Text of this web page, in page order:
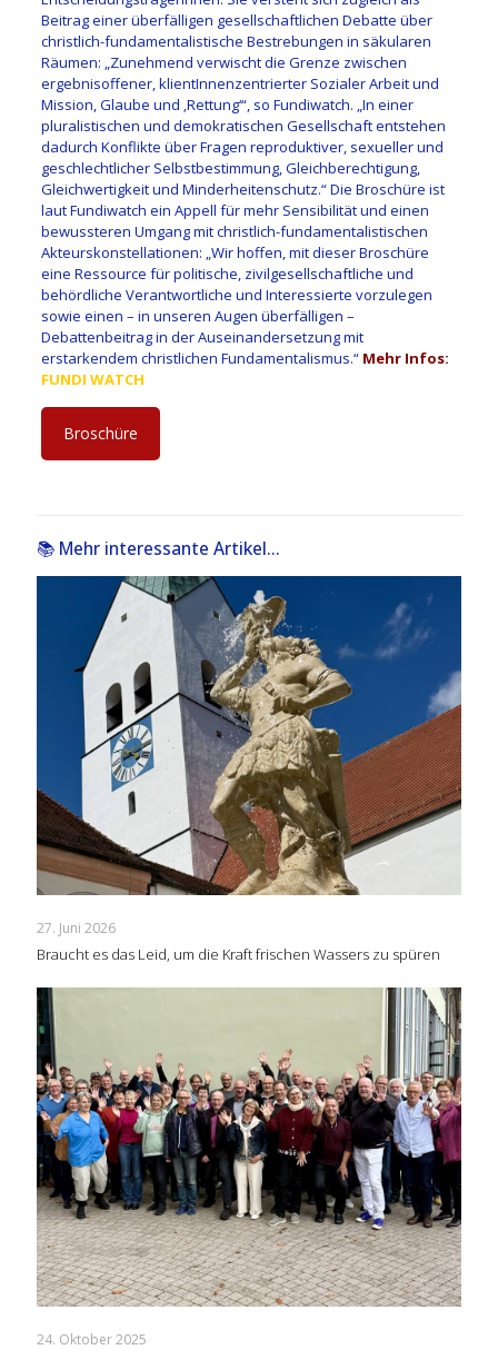
Beitrag einer überfälligen gesellschaftlichen Debatte über
christlich-fundamentalistische Bestrebungen in säkularen
Räumen: „Zunehmend verwischt die Grenze zwischen
ergebnisoffener, klientInnenzentrierter Sozialer Arbeit und
Mission, Glaube und ‚Rettung‘“, so Fundiwatch. „In einer
pluralistischen und demokratischen Gesellschaft entstehen
dadurch Konflikte über Fragen reproduktiver, sexueller und
geschlechtlicher Selbstbestimmung, Gleichberechtigung,
Gleichwertigkeit und Minderheitenschutz.“ Die Broschüre ist
laut Fundiwatch ein Appell für mehr Sensibilität und einen
bewussteren Umgang mit christlich-fundamentalistischen
Akteurskonstellationen: „Wir hoffen, mit dieser Broschüre
eine Ressource für politische, zivilgesellschaftliche und
behördliche Verantwortliche und Interessierte vorzulegen
sowie einen – in unseren Augen überfälligen –
Debattenbeitrag in der Auseinandersetzung mit
erstarkendem christlichen Fundamentalismus.“ Mehr Infos:
FUNDI WATCH
Broschüre
📚 Mehr interessante Artikel...
27. Juni 2026
Braucht es das Leid, um die Kraft frischen Wassers zu spüren
24. Oktober 2025